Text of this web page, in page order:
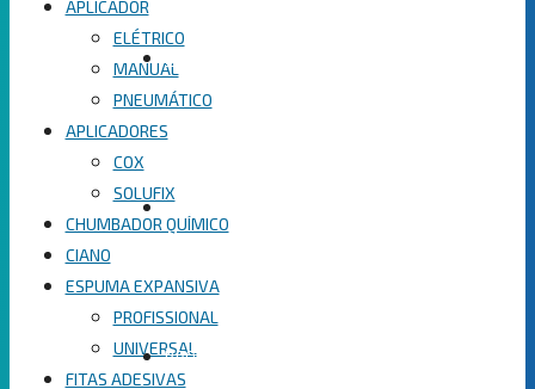
LOJA
PRODUTOS
APLICADOR
ELÉTRICO
MANUAL
PNEUMÁTICO
APLICADORES
COX
SOLUFIX
CHUMBADOR QUÍMICO
CIANO
ESPUMA EXPANSIVA
PROFISSIONAL
UNIVERSAL
FITAS ADESIVAS